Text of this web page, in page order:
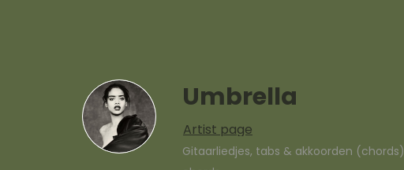
Umbrella
Artist page
Gitaarliedjes, tabs & akkoorden (chords)